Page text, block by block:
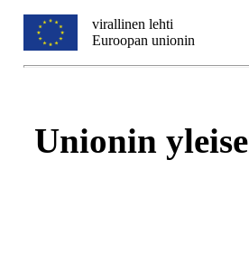
virallinen lehti
Euroopan unionin
Unionin